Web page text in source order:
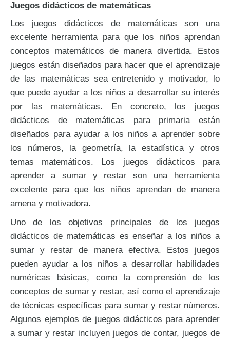
Juegos didácticos de matemáticas
Los juegos didácticos de matemáticas son una
excelente herramienta para que los niños aprendan
conceptos matemáticos de manera divertida. Estos
juegos están diseñados para hacer que el aprendizaje
de las matemáticas sea entretenido y motivador, lo
que puede ayudar a los niños a desarrollar su interés
por las matemáticas. En concreto, los juegos
didácticos de matemáticas para primaria están
diseñados para ayudar a los niños a aprender sobre
los números, la geometría, la estadística y otros
temas matemáticos. Los juegos didácticos para
aprender a sumar y restar son una herramienta
excelente para que los niños aprendan de manera
amena y motivadora.
Uno de los objetivos principales de los juegos
didácticos de matemáticas es enseñar a los niños a
sumar y restar de manera efectiva. Estos juegos
pueden ayudar a los niños a desarrollar habilidades
numéricas básicas, como la comprensión de los
conceptos de sumar y restar, así como el aprendizaje
de técnicas específicas para sumar y restar números.
Algunos ejemplos de juegos didácticos para aprender
a sumar y restar incluyen juegos de contar, juegos de